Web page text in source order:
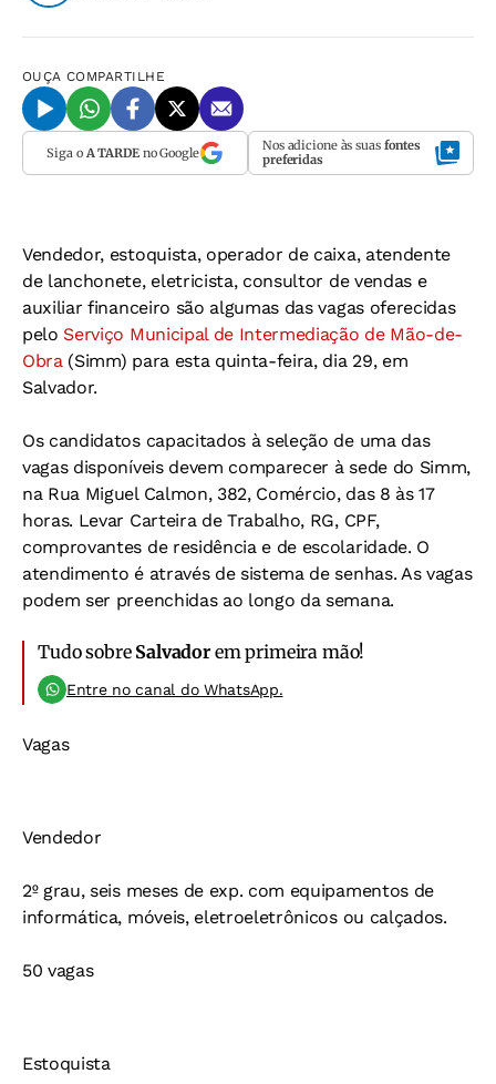
OUÇA COMPARTILHE
Siga o A TARDEno Google Nos adicione às suas fontes
preferidas
Vendedor, estoquista, operador de caixa, atendente
de lanchonete, eletricista, consultor de vendas e
auxiliar financeiro são algumas das vagas oferecidas
pelo Serviço Municipal de Intermediação de Mão-de-
Obra(Simm) para esta quinta-feira, dia 29, em
Salvador.
Os candidatos capacitados à seleção de uma das
vagas disponíveis devem comparecer à sede do Simm,
na Rua Miguel Calmon, 382, Comércio, das 8 às 17
horas. Levar Carteira de Trabalho, RG, CPF,
comprovantes de residência e de escolaridade. O
atendimento é através de sistema de senhas. As vagas
podem ser preenchidas ao longo da semana.
Tudo sobre Salvadorem primeira mão!
Entre no canal do WhatsApp.
Vagas
Vendedor
2º grau, seis meses de exp. com equipamentos de
informática, móveis, eletroeletrônicos ou calçados.
50 vagas
Estoquista